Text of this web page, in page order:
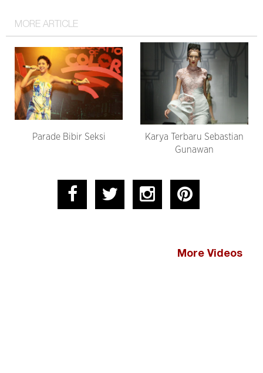
MORE ARTICLE
Parade Bibir Seksi
Karya Terbaru Sebastian
Gunawan
More Videos